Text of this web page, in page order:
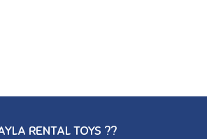
RENTAL TOYS ??